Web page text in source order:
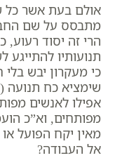
אולם בעת אשר כל
מתבסס על שם
הרי זה יסוד רעוע,
תנועותיו
כי מעקרון יבש
שימציא כח תנועה
אפילו לאנשים
מפותחים, וא”כ
מאין יקח הפועל
אל העבודה?